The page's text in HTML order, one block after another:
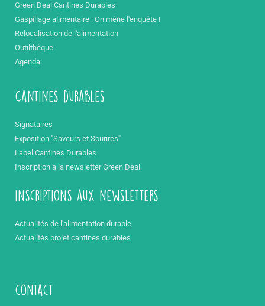
Green Deal Cantines Durables
Gaspillage alimentaire : On mène l'enquête !
Relocalisation de l'alimentation
Outilthèque
Agenda
Cantines durables
Signataires
Exposition "Saveurs et Sourires"
Label Cantines Durables
Inscription à la newsletter Green Deal
inscriptions aux newsletters
Actualités de l'alimentation durable
Actualités projet cantines durables
contact